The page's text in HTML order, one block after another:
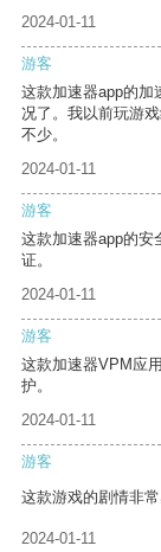
2024-01-11
游客
这款加速器app的加
况了。我以前玩游
不少。
2024-01-11
游客
这款加速器app的安
证。
2024-01-11
游客
这款加速器VPM应
护。
2024-01-11
游客
这款游戏的剧情非
2024-01-11